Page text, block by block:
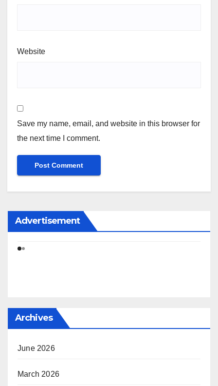
Website
Save my name, email, and website in this browser for
the next time I comment.
Advertisement
Archives
June 2026
March 2026